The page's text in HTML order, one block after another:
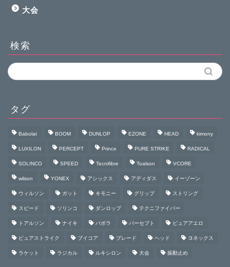
大会
検索
タグ
Babolat BOOM DUNLOP EZONE HEAD kimony
LUXILON PERCEPT Prince PURE STRIKE RADICAL
SOLINCO SPEED Tecnifibre Toalson VCORE
wilson YONEX アシックス アディダス イーゾーン
ウィルソン ガット キモニー グリップ ストリング
スピード ソリンコ ダンロップ テクニファイバー
トアルソン ナイキ バボラ パーセプト ピュアアエロ
ピュアストライク ブイコア ブレード ヘッド ヨネックス
ラケット ラジカル ルキシロン 大会 振動止め